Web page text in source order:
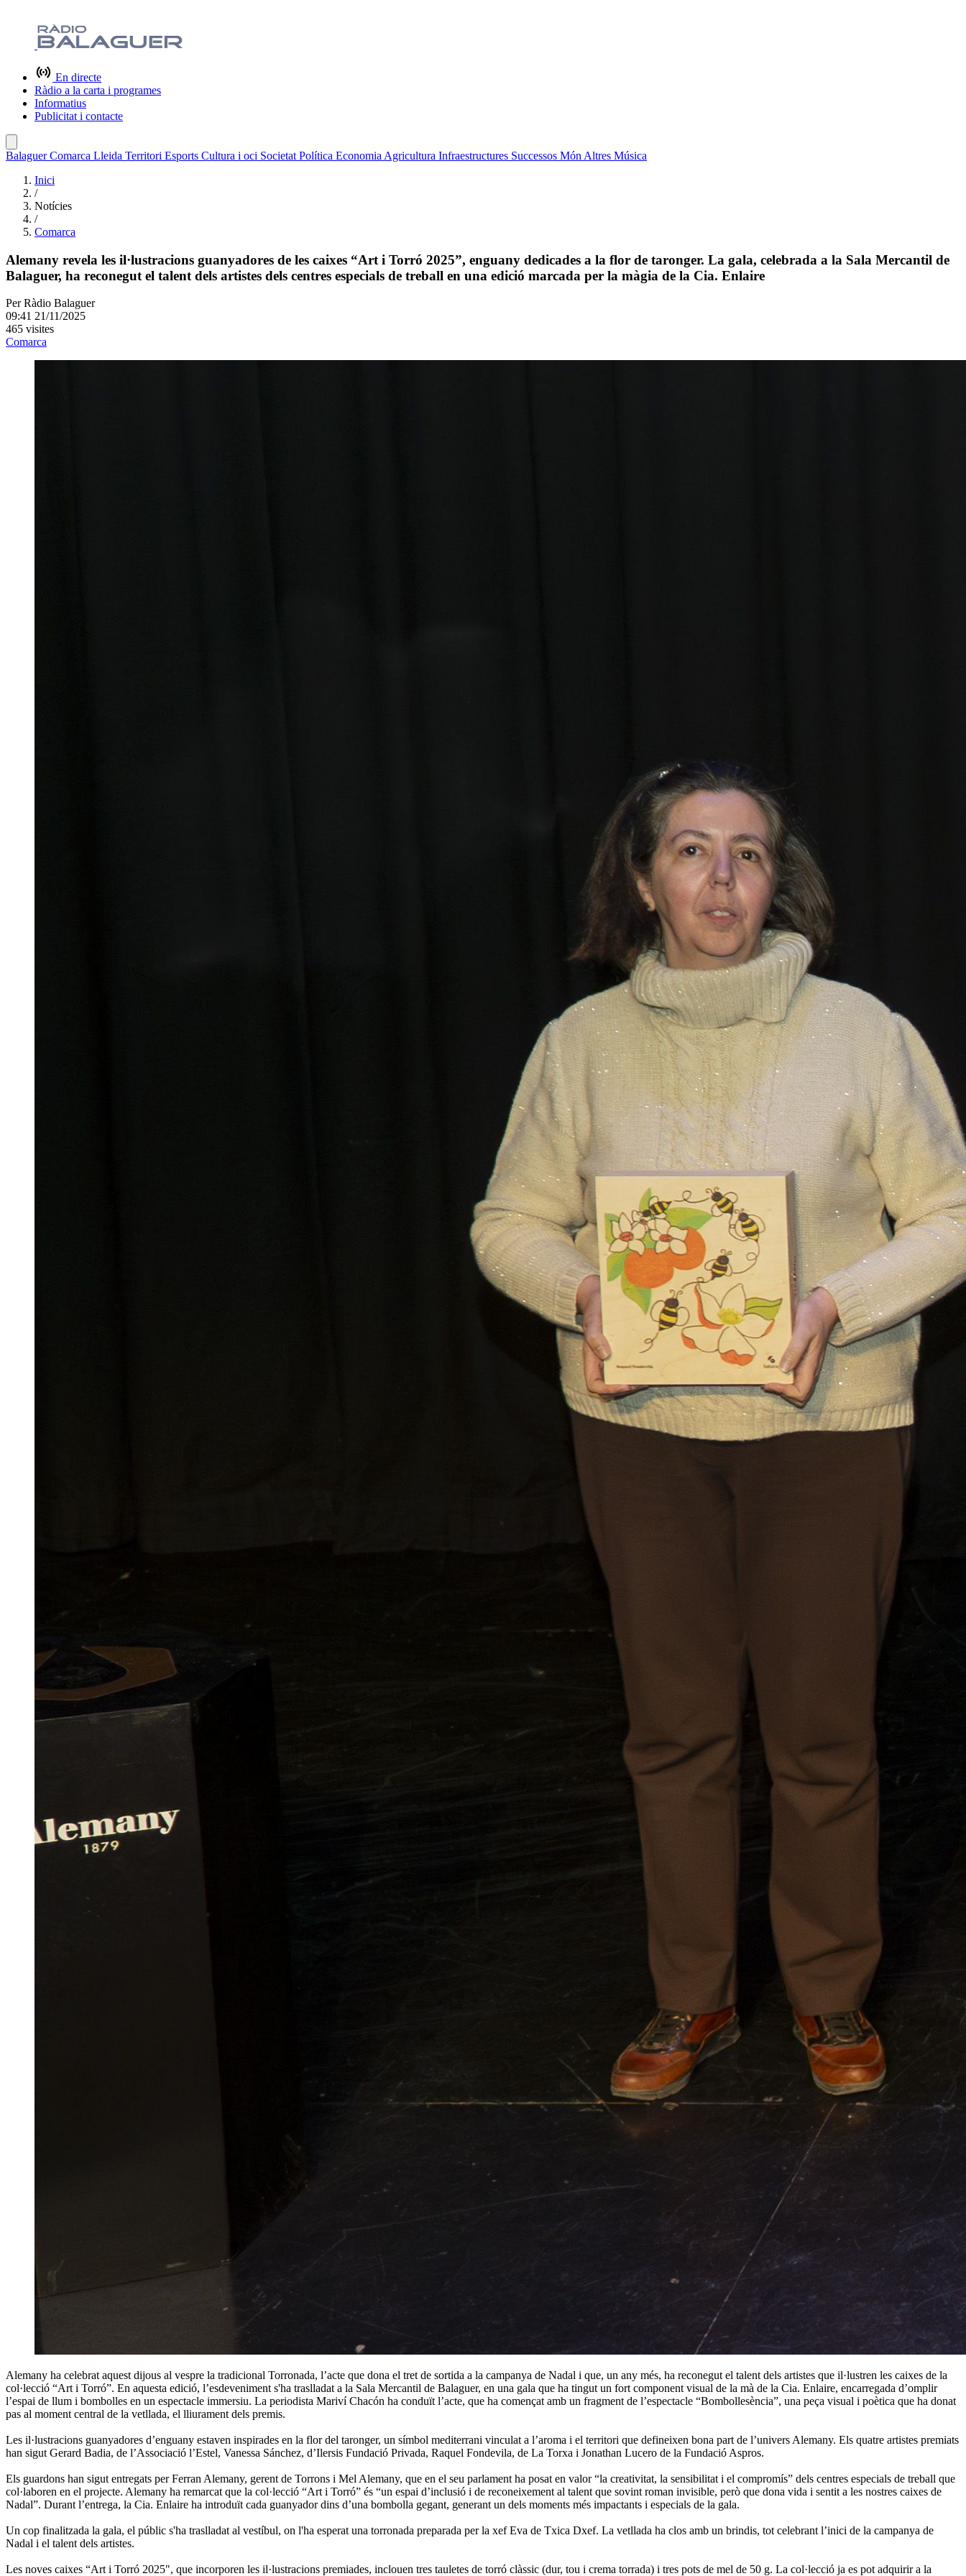
En directe
Ràdio a la carta i programes
Informatius
Publicitat i contacte
BalaguerComarca Lleida Territori Esports Cultura i oci Societat Política Economia Agricultura Infraestructures Successos Món Altres Música
Inici
/
Notícies
/
Comarca
Alemany revela les il·lustracions guanyadores de les caixes “Art i Torró 2025”, enguany dedicades a la flor de taronger. La gala, celebrada a la Sala Mercantil de
Balaguer, ha reconegut el talent dels artistes dels centres especials de treball en una edició marcada per la màgia de la Cia. Enlaire
Per Ràdio Balaguer
09:41 21/11/2025
465 visites
Comarca
Alemany ha celebrat aquest dijous al vespre la tradicional Torronada, l’acte que dona el tret de sortida a la campanya de Nadal i que, un any més, ha reconegut el talent dels artistes que il·lustren les caixes de la
col·lecció “Art i Torró”. En aquesta edició, l’esdeveniment s'ha traslladat a la Sala Mercantil de Balaguer, en una gala que ha tingut un fort component visual de la mà de la Cia. Enlaire, encarregada d’omplir
l’espai de llum i bombolles en un espectacle immersiu. La periodista Mariví Chacón ha conduït l’acte, que ha començat amb un fragment de l’espectacle “Bombollesència”, una peça visual i poètica que ha donat
pas al moment central de la vetllada, el lliurament dels premis.
Les il·lustracions guanyadores d’enguany estaven inspirades en la flor del taronger, un símbol mediterrani vinculat a l’aroma i el territori que defineixen bona part de l’univers Alemany. Els quatre artistes premiats
han sigut Gerard Badia, de l’Associació l’Estel, Vanessa Sánchez, d’Ilersis Fundació Privada, Raquel Fondevila, de La Torxa i Jonathan Lucero de la Fundació Aspros.
Els guardons han sigut entregats per Ferran Alemany, gerent de Torrons i Mel Alemany, que en el seu parlament ha posat en valor “la creativitat, la sensibilitat i el compromís” dels centres especials de treball que
col·laboren en el projecte. Alemany ha remarcat que la col·lecció “Art i Torró” és “un espai d’inclusió i de reconeixement al talent que sovint roman invisible, però que dona vida i sentit a les nostres caixes de
Nadal”. Durant l’entrega, la Cia. Enlaire ha introduït cada guanyador dins d’una bombolla gegant, generant un dels moments més impactants i especials de la gala.
Un cop finalitzada la gala, el públic s'ha traslladat al vestíbul, on l'ha esperat una torronada preparada per la xef Eva de Txica Dxef. La vetllada ha clos amb un brindis, tot celebrant l’inici de la campanya de
Nadal i el talent dels artistes.
Les noves caixes “Art i Torró 2025", que incorporen les il·lustracions premiades, inclouen tres tauletes de torró clàssic (dur, tou i crema torrada) i tres pots de mel de 50 g. La col·lecció ja es pot adquirir a la